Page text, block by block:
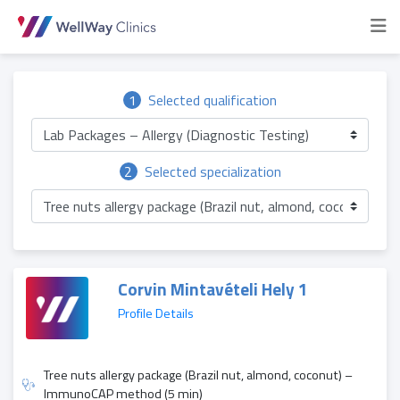
1 Selected qualification
Lab Packages – Allergy (Diagnostic Testing)
2
Selected specialization
Tree nuts allergy package (Brazil nut, almond, coconut) –
Corvin Mintavételi Hely 1
Profile Details
Tree nuts allergy package (Brazil nut, almond, coconut) –
ImmunoCAP method (5 min)